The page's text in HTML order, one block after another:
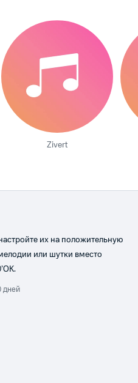
Zivert
их на положительную
или шутки вместо
дней